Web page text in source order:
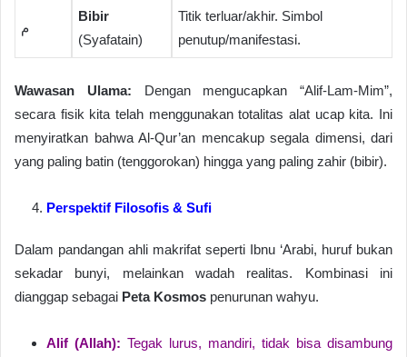
م
Bibir
(Syafatain)
Titik terluar/akhir. Simbol
penutup/manifestasi.
Wawasan Ulama: Dengan mengucapkan “Alif-Lam-Mim”,
secara fisik kita telah menggunakan totalitas alat ucap kita. Ini
menyiratkan bahwa Al-Qur’an mencakup segala dimensi, dari
yang paling batin (tenggorokan) hingga yang paling zahir (bibir).
Perspektif Filosofis & Sufi
Dalam pandangan ahli makrifat seperti Ibnu ‘Arabi, huruf bukan
sekadar bunyi, melainkan wadah realitas. Kombinasi ini
dianggap sebagai Peta Kosmos penurunan wahyu.
Alif (Allah): Tegak lurus, mandiri, tidak bisa disambung